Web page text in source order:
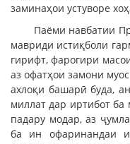
заминаҳои устуворе
Паёми навбатии
мавриди истиқболи
гирифт, фарогири
аз офатҳои замони
ахлоқи башарӣ буда,
миллат дар иртибот
падару модар, аз
ба ин офаринандаи